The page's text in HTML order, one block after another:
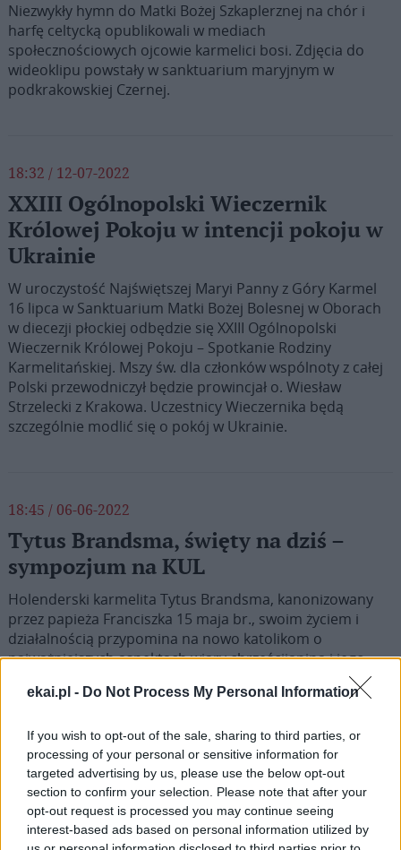
ekai.pl - Do Not Process My Personal Information
If you wish to opt-out of the sale, sharing to third parties, or
processing of your personal or sensitive information for
targeted advertising by us, please use the below opt-out
section to confirm your selection. Please note that after your
opt-out request is processed you may continue seeing
interest-based ads based on personal information utilized by
Niezwykły hymn do Matki Bożej Szkaplerznej na chór i
harfę celtycką opublikowali w mediach
społecznościowych ojcowie karmelici bosi. Zdjęcia do
wideoklipu powstały w sanktuarium maryjnym w
podkrakowskiej Czernej.
18:32 / 12-07-2022
XXIII Ogólnopolski Wieczernik
Królowej Pokoju w intencji pokoju w
Ukrainie
W uroczystość Najświętszej Maryi Panny z Góry Karmel
16 lipca w Sanktuarium Matki Bożej Bolesnej w Oborach
w diecezji płockiej odbędzie się XXIII Ogólnopolski
Wieczernik Królowej Pokoju – Spotkanie Rodziny
Karmelitańskiej. Mszy św. dla członków wspólnoty z całej
Polski przewodniczył będzie prowincjał o. Wiesław
Strzelecki z Krakowa. Uczestnicy Wieczernika będą
szczególnie modlić się o pokój w Ukrainie.
18:45 / 06-06-2022
Tytus Brandsma, święty na dziś –
sympozjum na KUL
Holenderski karmelita Tytus Brandsma, kanonizowany
przez papieża Franciszka 15 maja br., swoim życiem i
działalnością przypomina na nowo katolikom o
najważniejszych aspektach wiary chrześcijanina i jego
życia w tym świecie – taki wniosek płynie z referatów
wygłoszonych w poniedziałek 6 czerwca na sympozjum
Katolickiego Uniwersytetu Lubelskiego Jana Pawła II oraz
Koło Naukowe Studentów Filologii Niderlandzkiej.